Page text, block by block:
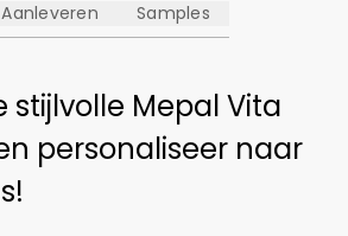
Aanleveren Samples
stijlvolle Mepal Vita
personaliseer naar